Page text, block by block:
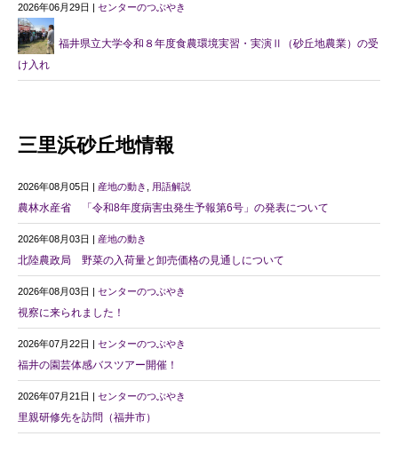
2026年06月29日 | センターのつぶやき
福井県立大学令和８年度食農環境実習・実演Ⅱ（砂丘地農業）の受
け入れ
三里浜砂丘地情報
2026年08月05日 | 産地の動き 用語解説
農林水産省 「令和8年度病害虫発生予報第6号」の発表について
2026年08月03日 | 産地の動き
北陸農政局 野菜の入荷量と卸売価格の見通しについて
2026年08月03日 | センターのつぶやき
視察に来られました！
2026年07月22日 | センターのつぶやき
福井の園芸体感バスツアー開催！
2026年07月21日 | センターのつぶやき
里親研修先を訪問（福井市）